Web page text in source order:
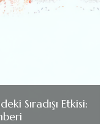
Sıradışı Etkisi: